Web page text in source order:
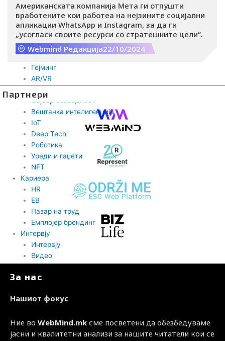
Травел
Технологија
Блокчејн
Крипто
Метаверс
Гејминг
AR/VR
Сајбер безбедност
Вештачка интелигенција
IoT
Deep Tech
Роботика
Уреди и гаџети
NFT
Кариера
HR
EB
Пазар на труд
Емплојер брендинг
Интервју
Интервју
Видео
BIZBendovi
Американската компанија Мета ги отпушти
вработените кои работеа на нејзините социјални
апликации WhatsApp и Instagram, за да ги
„усогласи своите ресурси со стратешките цели“.
Webmind Редакција22/10/2024
Партнери
За нас
Нашиот фокус
Ние во WebMind.mk сме посветени да обезбедуваме
јасни и квалитетни анализи за нашите читатели кои се